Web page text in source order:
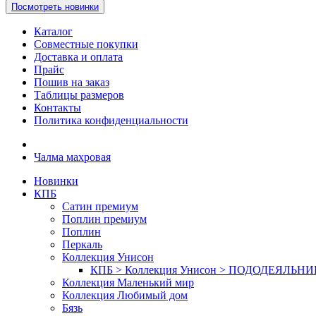
Посмотреть новинки
Каталог
Совместные покупки
Доставка и оплата
Прайс
Пошив на заказ
Таблицы размеров
Контакты
Политика конфиденциальности
Чалма махровая
Новинки
КПБ
Сатин премиум
Поплин премиум
Поплин
Перкаль
Коллекция Унисон
КПБ > Коллекция Унисон >
Коллекция Маленький мир
Коллекция Любимый дом
Бязь